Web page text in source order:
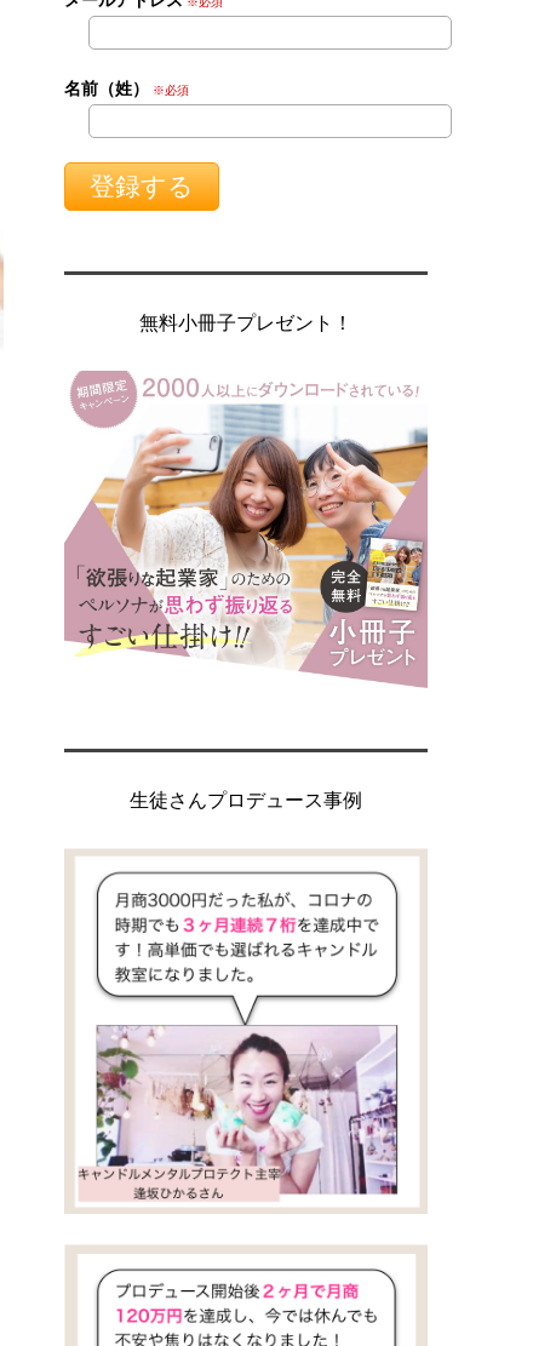
名前（姓） ※必須
無料小冊子プレゼント！
生徒さんプロデュース事例